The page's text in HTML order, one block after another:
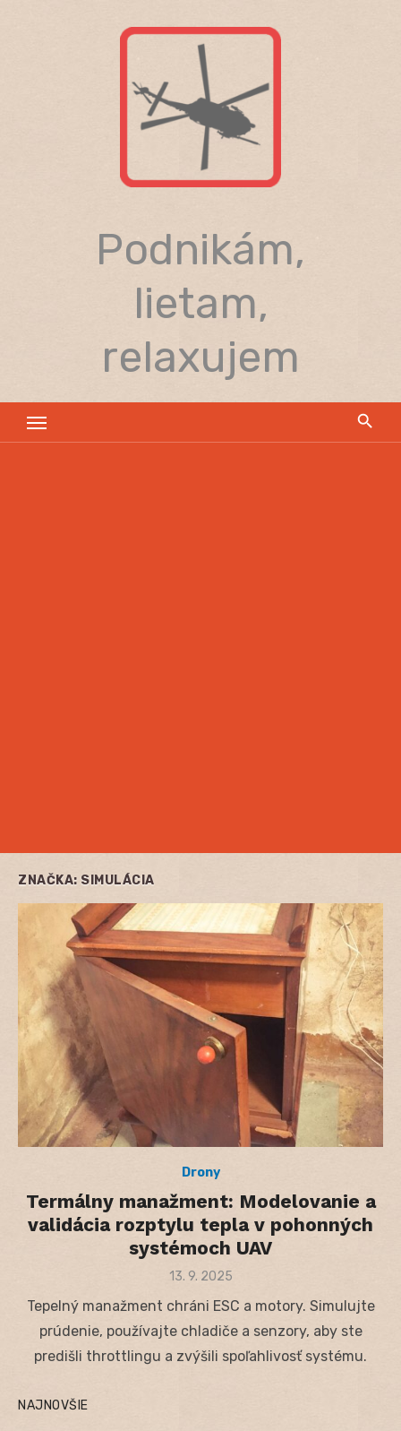
Podnikám,
lietam,
relaxujem
ZNAČKA: SIMULÁCIA
Drony
Termálny manažment: Modelovanie a
validácia rozptylu tepla v pohonných
systémoch UAV
Posted
13. 9. 2025
Tepelný manažment chráni ESC a motory. Simulujte
prúdenie, používajte chladiče a senzory, aby ste
predišli throttlingu a zvýšili spoľahlivosť systému.
NAJNOVŠIE